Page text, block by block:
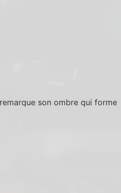
son ombre qui forme